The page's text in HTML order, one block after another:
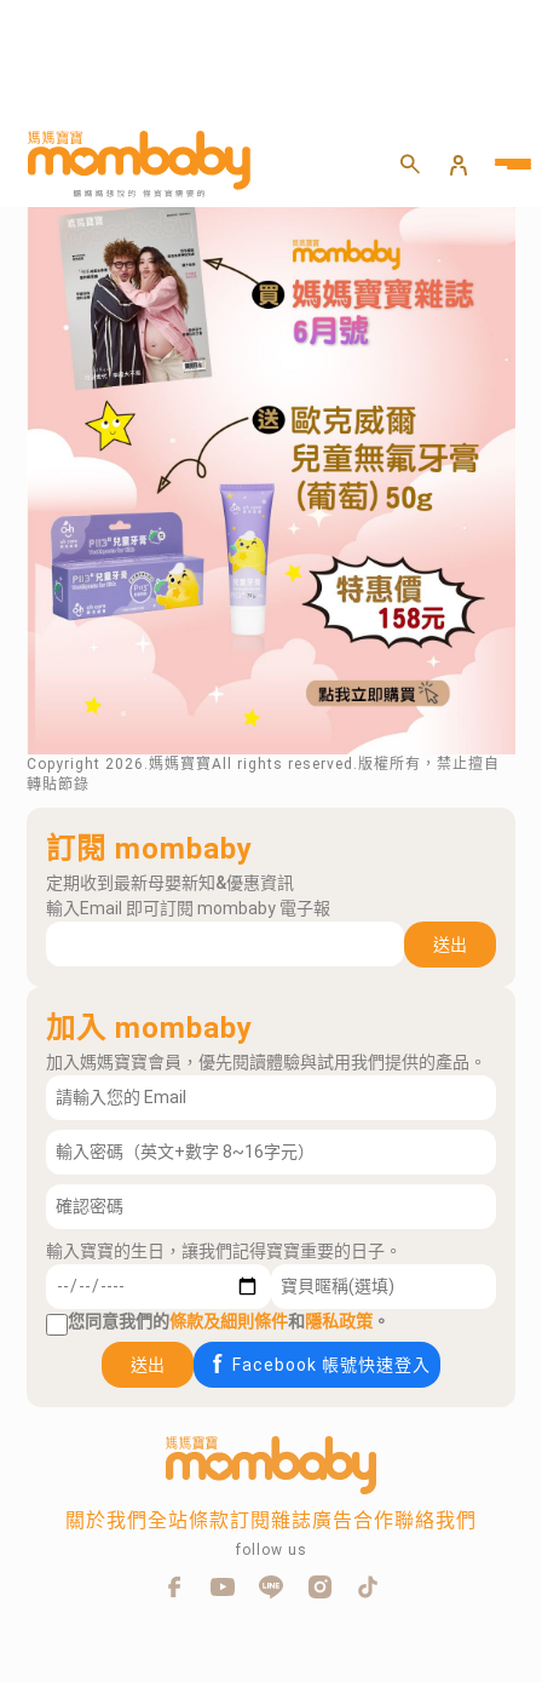
Copyright 2026 .媽媽寶寶All rights reserved.版權所有，禁止擅自
轉貼節錄
訂閱 mombaby
定期收到最新母嬰新知&優惠資訊
輸入Email 即可訂閱 mombaby 電子報
送出
加入 mombaby
加入媽媽寶寶會員，優先閱讀體驗與試用我們提供的產品。
輸入寶寶的生日，讓我們記得寶寶重要的日子。
您同意我們的條款及細則條件和隱私政策 。
送出 Facebook 帳號快速登入
關於我們全站條款訂閱雜誌廣告合作聯絡我們
follow us